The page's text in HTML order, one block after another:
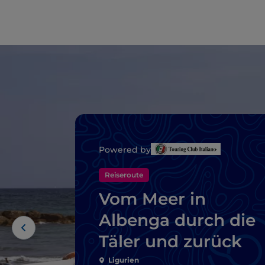
Powered by
Reiseroute
Vom Meer in
Albenga durch die
Täler und zurück
Ligurien